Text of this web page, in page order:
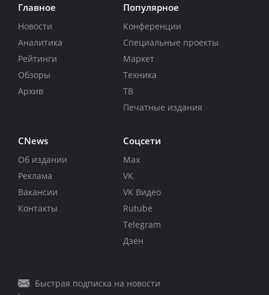
Главное
Новости
Аналитика
Рейтинги
Обзоры
Архив
Популярное
Конференции
Специальные проекты
Маркет
Техника
ТВ
Печатные издания
CNews
Об издании
Реклама
Вакансии
Контакты
Соцсети
Max
VK
VK Видео
Rutube
Telegram
Дзен
Быстрая подписка на новости